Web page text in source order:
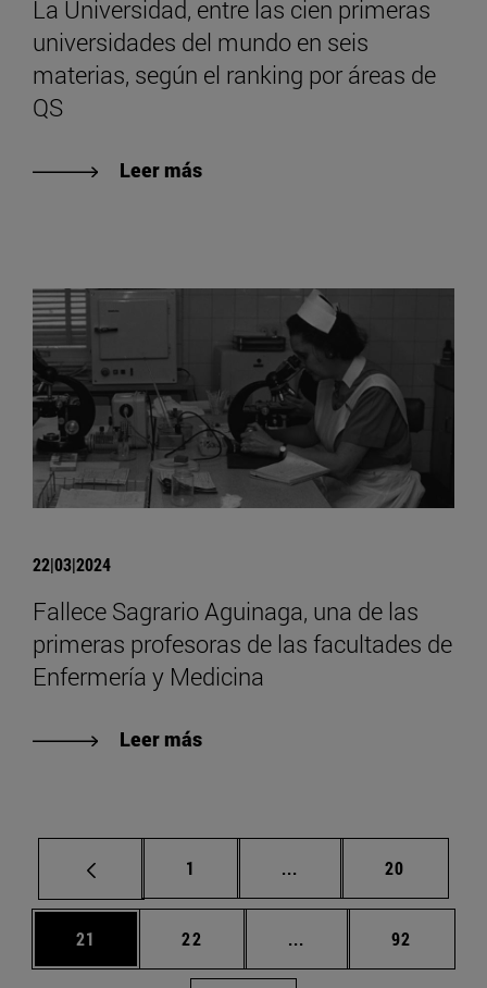
La Universidad, entre las cien primeras
universidades del mundo en seis
materias, según el ranking por áreas de
QS
Leer más
22|03|2024
Fallece Sagrario Aguinaga, una de las
primeras profesoras de las facultades de
Enfermería y Medicina
Leer más
Página
1 ... Páginas intermedias
Página
20
Página
21 Página
22 ... Páginas intermedias
Página
92